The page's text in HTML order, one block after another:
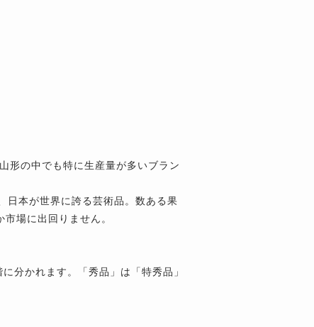
形の中でも特に生産量が多いブラン
日本が世界に誇る芸術品。数ある果
場に出回りません。
分かれます。「秀品」は「特秀品」